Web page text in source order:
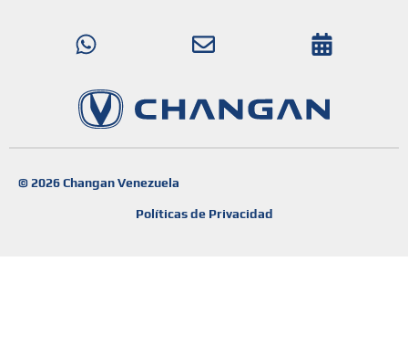
© 2026 Changan Venezuela
Políticas de Privacidad